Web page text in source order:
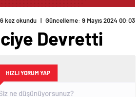
kez okundu | Güncelleme: 9 Mayıs 2024 00:03
Devretti
HIZLI YORUM YAP